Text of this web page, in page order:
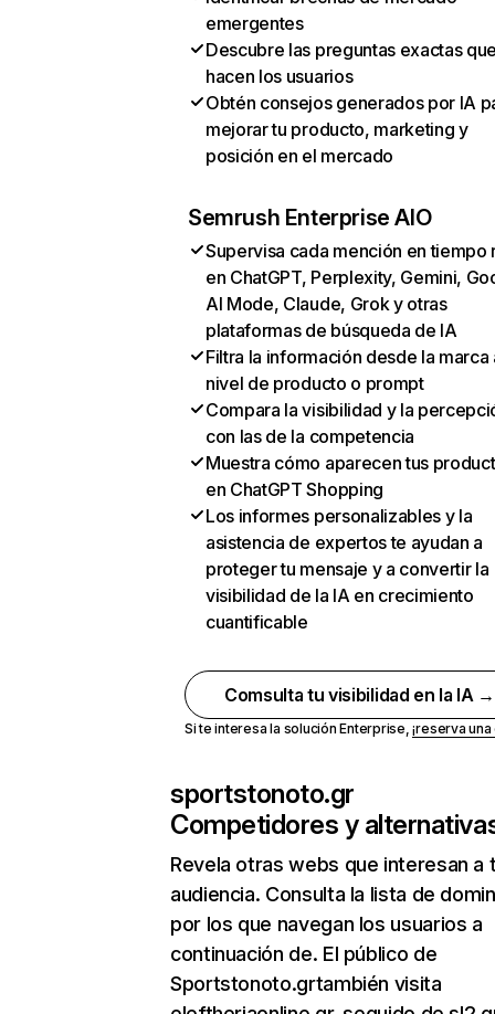
emergentes
Descubre las preguntas exactas
hacen los usuarios
Obtén consejos generados por IA
mejorar tu producto, marketing y
posición en el mercado
Semrush Enterprise AIO
Supervisa cada mención en tiempo
en ChatGPT, Perplexity, Gemini,
AI Mode, Claude, Grok y otras
plataformas de búsqueda de IA
Filtra la información desde la marca
nivel de producto o prompt
Compara la visibilidad y la
con las de la competencia
Muestra cómo aparecen tus
en ChatGPT Shopping
Los informes personalizables y la
asistencia de expertos te ayudan a
proteger tu mensaje y a convertir la
visibilidad de la IA en crecimiento
cuantificable
Comsulta tu visibilidad en la IA →
Si te interesa la solución Enterprise,¡reserva
sportstonoto.gr
Competidores y
Revela otras webs que interesan a
audiencia. Consulta la lista de
por los que navegan los usuarios a
continuación de. El público de
Sportstonoto.grtambién visita